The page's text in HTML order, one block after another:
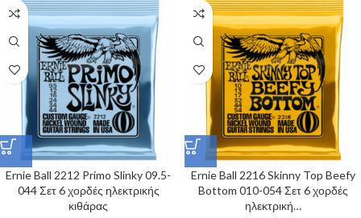
Ernie Ball 2212 Primo Slinky 09.5-
044 Σετ 6 χορδές ηλεκτρικής
κιθάρας
Ernie Ball 2216 Skinny Top Beefy
Bottom 010-054 Σετ 6 χορδές
ηλεκτρική…